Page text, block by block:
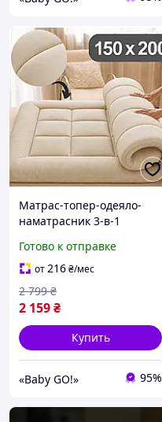
Матрас-топер-одеяло-
наматрасник 3-в-1
пуховым волоконным
наполнителем мягкий,
двусторонний KT7005935
Готово к отправке
от216₴/мес
2 159₴
2 799 ₴
Купить
«Baby GO!» 95%